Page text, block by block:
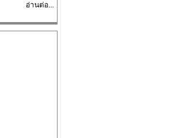
อ่านต่อ...